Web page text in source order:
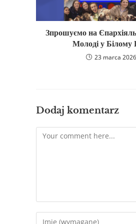
Зпрошуємо на
Молоді у Білому
23 marca 2026
Dodaj komentarz